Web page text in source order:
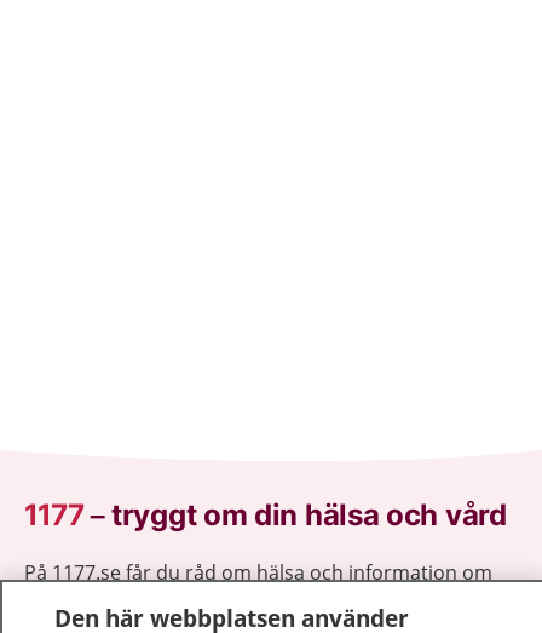
1177–tryggt om din hälsa och vård
På 1177.se får du råd om hälsa och information om
Den här webbplatsen använder